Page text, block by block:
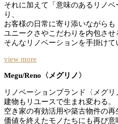
それに加えて「意味のあるリノ
り、
お客様の日常に寄り添いながらも
ユニークさやこだわりを内包させ
そんなリノベーションを手掛けて
view more
Megu/Reno〈メグリノ〉
リノベーションブランド〈メグリ
建物もリユースで生まれ変わる。
空き家の有効活用や築古物件の再
価値を終えたモノたちにも再び意